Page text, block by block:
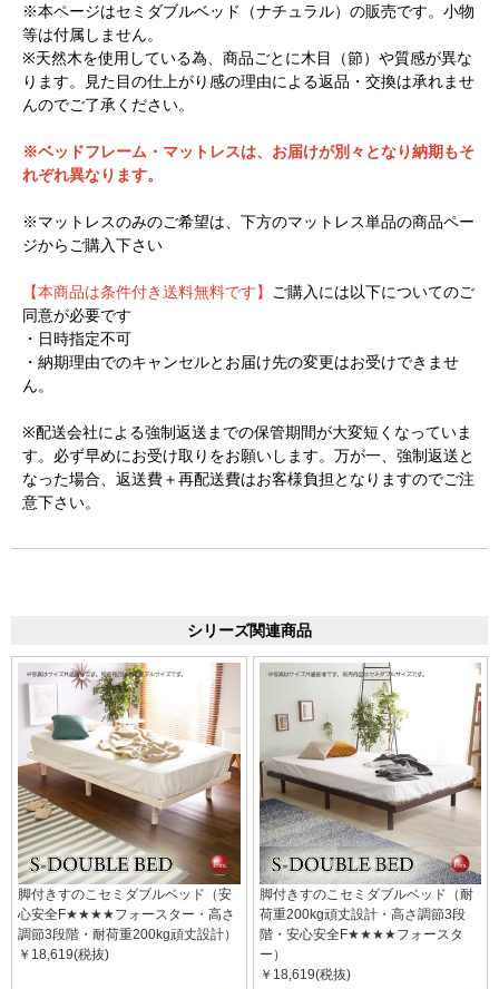
※本ページはセミダブルベッド（ナチュラル）の販売です。小物
等は付属しません。
※天然木を使用している為、商品ごとに木目（節）や質感が異な
ります。見た目の仕上がり感の理由による返品・交換は承れませ
んのでご了承ください。
※ベッドフレーム・マットレスは、お届けが別々となり納期もそ
れぞれ異なります。
※マットレスのみのご希望は、下方のマットレス単品の商品ペー
ジからご購入下さい
【本商品は条件付き送料無料です】
ご購入には以下についてのご
同意が必要です
・日時指定不可
・納期理由でのキャンセルとお届け先の変更はお受けできませ
ん。
※配送会社による強制返送までの保管期間が大変短くなっていま
す。必ず早めにお受け取りをお願いします。万が一、強制返送と
なった場合、返送費＋再配送費はお客様負担となりますのでご注
意下さい。
シリーズ関連商品
脚付きすのこセミダブルベッド（安
心安全F★★★★フォースター・高さ
調節3段階・耐荷重200kg頑丈設計）
￥18,619(税抜)
脚付きすのこセミダブルベッド（耐
荷重200kg頑丈設計・高さ調節3段
階・安心安全F★★★★フォースタ
ー）
￥18,619(税抜)